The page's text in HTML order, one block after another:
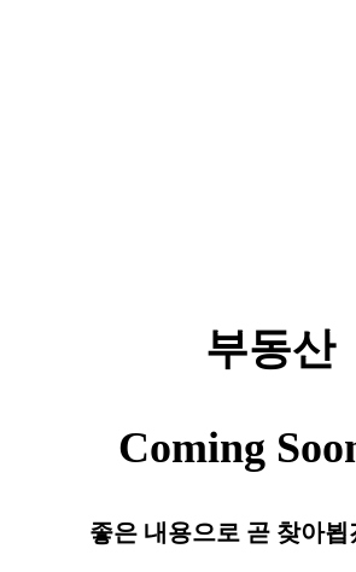
부동산
Coming
좋은 내용으로 곧 찾아뵙